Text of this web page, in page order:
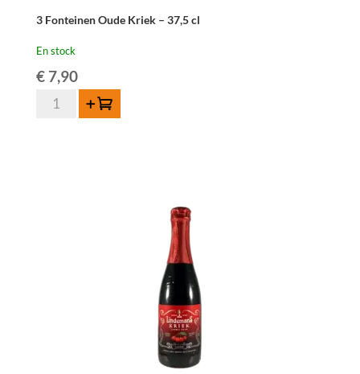
3 Fonteinen Oude Kriek – 37,5 cl
En stock
€7,90
quantité
Ajouter au panier